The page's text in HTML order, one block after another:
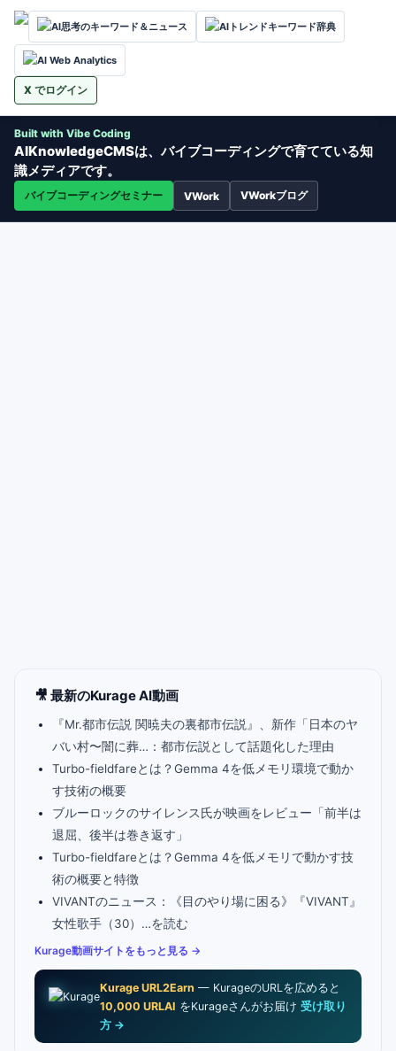
AI思考のキーワード＆ニュース AIトレンドキーワード辞典
AI Web Analytics
X でログイン
Built with Vibe Coding
AIKnowledgeCMSは、バイブコーディングで育てている知
識メディアです。
バイブコーディングセミナー VWork VWorkブログ
🎥 最新のKurage AI動画
『Mr.都市伝説 関暁夫の裏都市伝説』、新作「日本のヤ
バい村〜闇に葬…：都市伝説として話題化した理由
Turbo-fieldfareとは？Gemma 4を低メモリ環境で動か
す技術の概要
ブルーロックのサイレンス氏が映画をレビュー「前半は
退屈、後半は巻き返す」
Turbo-fieldfareとは？Gemma 4を低メモリで動かす技
術の概要と特徴
VIVANTのニュース：《目のやり場に困る》『VIVANT』
女性歌手（30）…を読む
Kurage動画サイトをもっと見る →
Kurage URL2Earn — KurageのURLを広めると
10,000 URLAI をKurageさんがお届け 受け取り
方 →